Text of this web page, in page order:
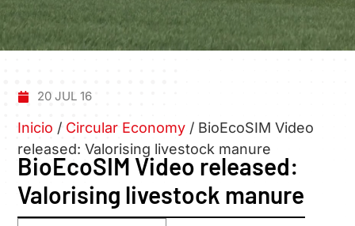
20 JUL 16
Inicio / Circular Economy / BioEcoSIM Video
released: Valorising livestock manure
BioEcoSIM Video released:
Valorising livestock manure